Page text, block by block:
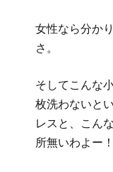
女性なら分か
さ。
そしてこんな
枚洗わないと
レスと、こん
所無いわよー